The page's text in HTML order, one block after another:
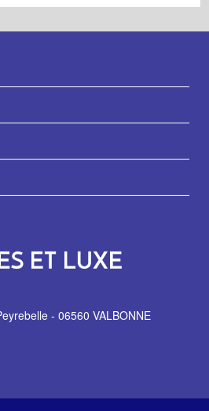
- 06560 VALBONNE